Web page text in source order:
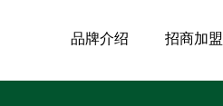
品牌介绍 招商加盟